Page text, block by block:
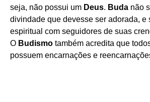
seja, não possui um Deus. Buda não
divindade que devesse ser adorada, e
espiritual com seguidores de suas
O Budismo também acredita que
possuem encarnações e